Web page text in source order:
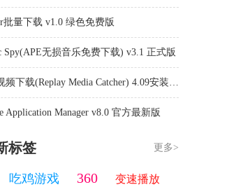
批量下载 v1.0 绿色免费版
Spy(APE无损音乐免费下载) v3.1 正式版
FLV视频下载(Replay Media Catcher) 4.09安装免费版
Application Manager v8.0 官方最新版
标签 更多>
吃鸡游戏 360
变速播放